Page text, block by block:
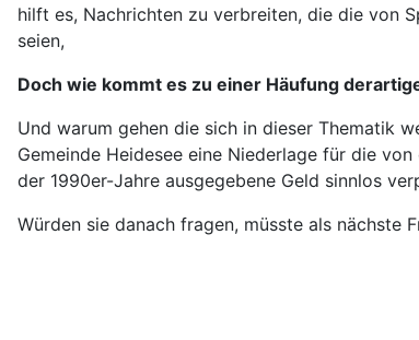
hilft es, Nachrichten zu verbreiten, die die von
seien,
Doch wie kommt es zu einer Häufung
Und warum gehen die sich in dieser Thematik
Gemeinde Heidesee eine Niederlage für die
der 1990er-Jahre ausgegebene Geld sinnlos
Würden sie danach fragen, müsste als nächste